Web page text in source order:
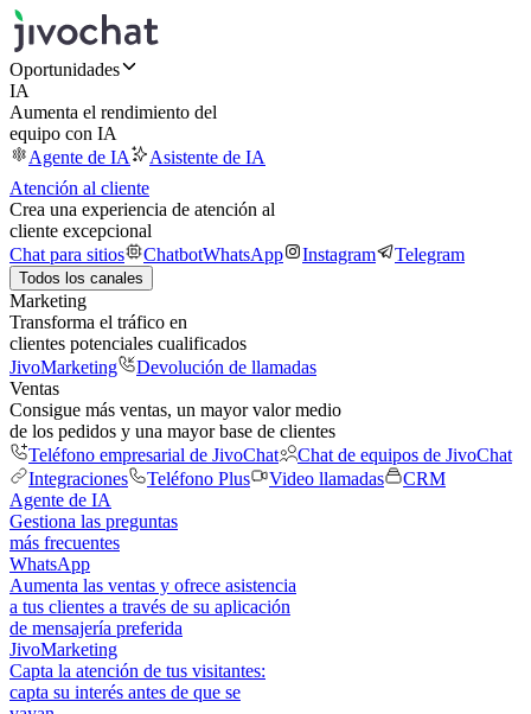
Oportunidades
IA
Aumenta el rendimiento del
equipo con IA
Agente de IA
Asistente de IA
Atención al cliente
Crea una experiencia de atención al
cliente excepcional
Chat para sitios
ChatbotWhatsApp Instagram Telegram
Todos los canales
Marketing
Transforma el tráfico en
clientes potenciales cualificados
JivoMarketing
Devolución de llamadas
Ventas
Consigue más ventas, un mayor valor medio
de los pedidos y una mayor base de clientes
Teléfono empresarial de JivoChat
Chat de equipos de JivoChat
Integraciones
Teléfono Plus Video llamadas
CRM
Agente de IA
Gestiona las preguntas
más frecuentes
WhatsApp
Aumenta las ventas y ofrece asistencia
a tus clientes a través de su aplicación
de mensajería preferida
JivoMarketing
Capta la atención de tus visitantes:
capta su interés antes de que se